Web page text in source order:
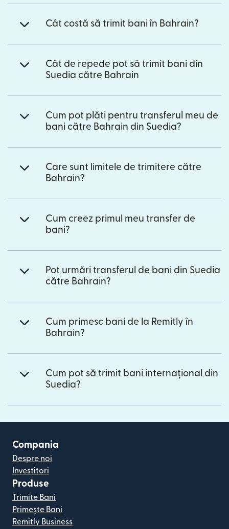
Cât costă să trimit bani în Bahrain?
Cât de repede pot să trimit bani din
Suedia către Bahrain
Cum pot plăti pentru transferul meu de
bani către Bahrain din Suedia?
Care sunt limitele de trimitere către
Bahrain?
Cum creez primul meu transfer de
bani?
Pot urmări transferul de bani din Suedia
către Bahrain?
Cum primesc bani de la Remitly în
Bahrain?
Cum pot să trimit bani internațional din
Suedia?
Compania
Despre noi
Investitori
Produse
Trimite Bani
Primește Bani
Remitly Business